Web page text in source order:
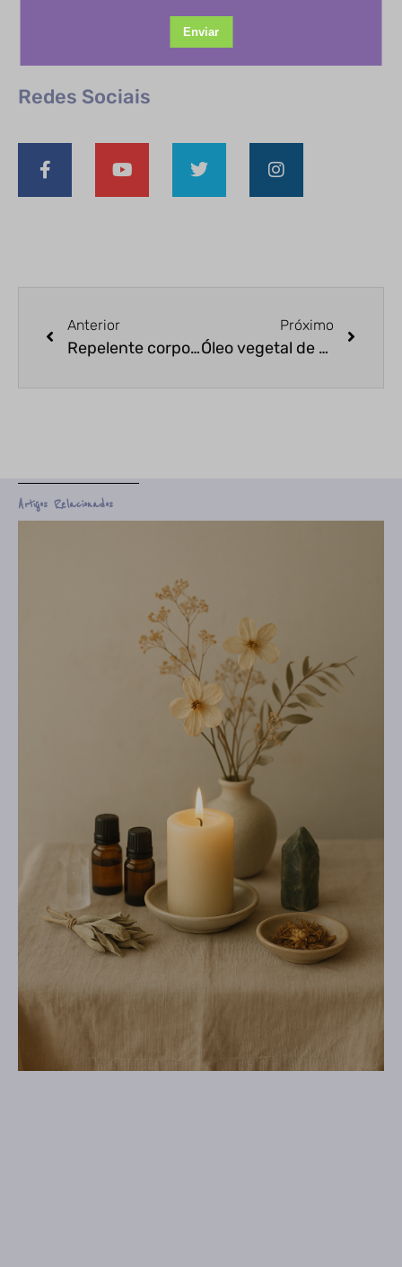
Redes Sociais
Anterior
Repelente corporal citronela: adeus aos insetos!
Próximo
Óleo vegetal de abacate
Artigos Relacionados